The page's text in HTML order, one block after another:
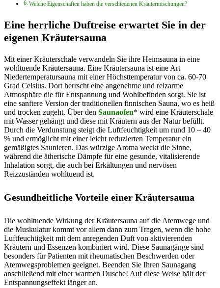
Welche Eigenschaften haben die verschiedenen Kräutermischungen?
Eine herrliche Duftreise erwartet Sie in der
eigenen Kräutersauna
Mit einer Kräuterschale verwandeln Sie ihre Heimsauna in eine
wohltuende Kräutersauna. Eine Kräutersauna ist eine Art
Niedertemperatursauna mit einer Höchsttemperatur von ca. 60-70
Grad Celsius. Dort herrscht eine angenehme und reizarme
Atmosphäre die für Entspannung und Wohlbefinden sorgt. Sie ist
eine sanftere Version der traditionellen finnischen Sauna, wo es heiß
und trocken zugeht. Über den Saunaofen* wird eine Kräuterschale
mit Wasser gehängt und diese mit Kräutern aus der Natur befüllt.
Durch die Verdunstung steigt die Luftfeuchtigkeit um rund 10 – 40
% und ermöglicht mit einer leicht reduzierten Temperatur ein
gemäßigtes Saunieren. Das würzige Aroma weckt die Sinne,
während die ätherische Dämpfe für eine gesunde, vitalisierende
Inhalation sorgt, die auch bei Erkältungen und nervösen
Reizzuständen wohltuend ist.
Gesundheitliche Vorteile einer Kräutersauna
Die wohltuende Wirkung der Kräutersauna auf die Atemwege und
die Muskulatur kommt vor allem dann zum Tragen, wenn die hohe
Luftfeuchtigkeit mit dem anregenden Duft von aktivierenden
Kräutern und Essenzen kombiniert wird. Diese Saunagänge sind
besonders für Patienten mit rheumatischen Beschwerden oder
Atemwegsproblemen geeignet. Beenden Sie Ihren Saunagang
anschließend mit einer warmen Dusche! Auf diese Weise hält der
Entspannungseffekt länger an.